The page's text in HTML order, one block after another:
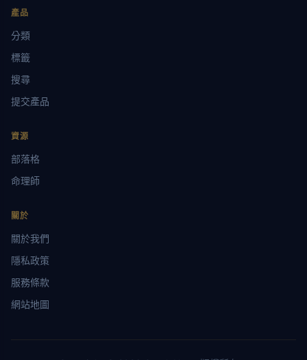
產品
分類
標籤
搜尋
提交產品
資源
部落格
命理師
關於
關於我們
隱私政策
服務條款
網站地圖